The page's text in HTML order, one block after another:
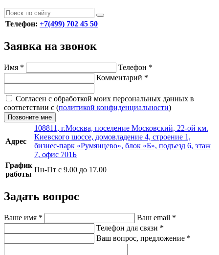
Телефон: +7(499) 702 45 50
Заявка на звонок
Имя * Телефон *
Комментарий *
Согласен с обработкой моих персональных данных в
соответствии с (политикой конфиденциальности)
Позвоните мне
Адрес
108811, г.Москва, поселение Московский, 22-ой км.
Киевского шоссе, домовладение 4, строение 1,
бизнес-парк «Румянцево», блок «Б», подъезд 6, этаж
7, офис 701Б
График
работы
Пн-Пт с 9.00 до 17.00
Задать вопрос
Ваше имя * Ваш email *
Телефон для связи *
Ваш вопрос, предложение *